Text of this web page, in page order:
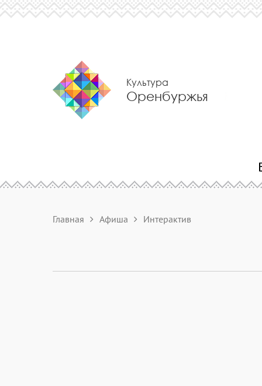
Культура
Оренбуржья
Главная Афиша Интерактив